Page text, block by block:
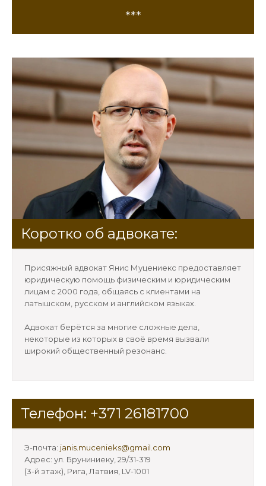
***
Коротко об адвокате:
Присяжный адвокат Янис Муцениекс предоставляет
юридическую помощь физическим и юридическим
лицам с 2000 года, общаясь с клиентами на
латышском, русском и английском языках.
Адвокат берётся за многие сложные дела,
некоторые из которых в своё время вызвали
широкий общественный резонанс.
Телефон: +371 26181700
Э-почта: janis.mucenieks@gmail.com
Адрес: ул. Бруниниеку, 29/31-319
(3-й этаж), Рига, Латвия, LV-1001